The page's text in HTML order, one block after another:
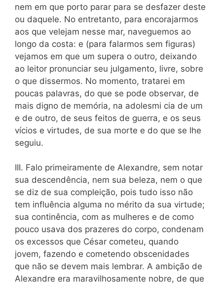
nem em que porto parar para se desfazer deste
ou daquele. No entretanto, para encorajarmos
aos que velejam nesse mar, naveguemos ao
longo da costa: e (para falarmos sem figuras)
vejamos em que um supera o outro, deixando
ao leitor pronunciar seu julgamento, livre, sobre
o que dissermos. No momento, tratarei em
poucas palavras, do que se pode observar, de
mais digno de memória, na adolesmi cia de um
e de outro, de seus feitos de guerra, e os seus
vícios e virtudes, de sua morte e do que se lhe
seguiu.
III. Falo primeiramente de Alexandre, sem notar
sua descendência, nem sua beleza, nem o que
se diz de sua compleição, pois tudo isso não
tem influência alguma no mérito da sua virtude;
sua continência, com as mulheres e de como
pouco usava dos prazeres do corpo, condenam
os excessos que César cometeu, quando
jovem, fazendo e cometendo obscenidades
que não se devem mais lembrar. A ambição de
Alexandre era maravilhosamente nobre, de que